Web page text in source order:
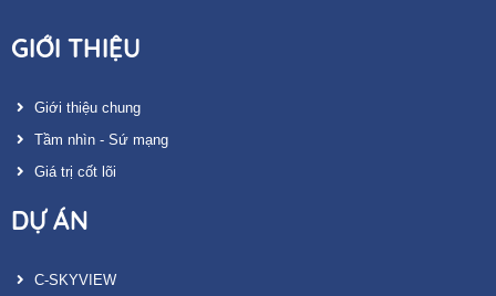
GIỚI THIỆU
Giới thiệu chung
Tầm nhìn - Sứ mạng
Giá trị cốt lõi
DỰ ÁN
C-SKYVIEW